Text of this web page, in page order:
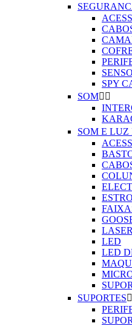
SPY
SOM 
SOM E LUZ
LED
LED
SUPORTES